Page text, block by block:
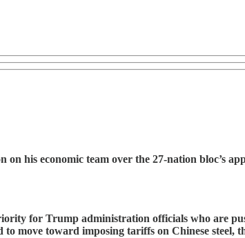
his economic team over the 27-nation bloc’s
for Trump administration officials who are
move toward imposing tariffs on Chinese steel,